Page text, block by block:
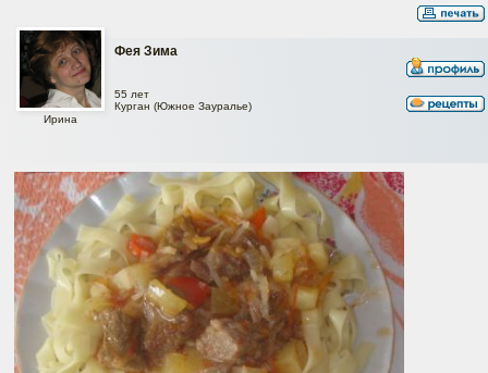
Фея Зима
Ирина
55 лет
Курган (Южное Зауралье)